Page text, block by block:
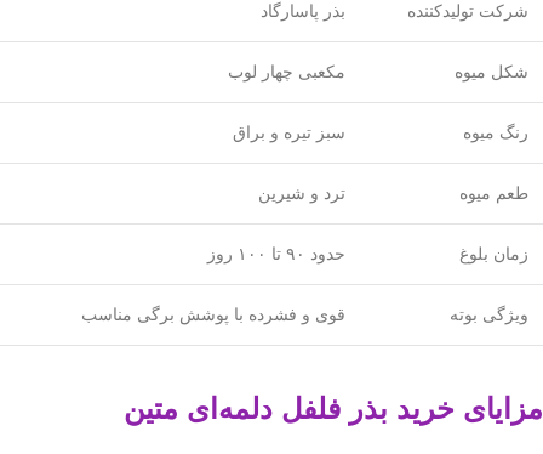
شرکت تولیدکننده بذر پاسارگاد
شکل میوه مکعبی چهار لوب
رنگ میوه سبز تیره و براق
طعم میوه ترد و شیرین
زمان بلوغ حدود ۹۰ تا ۱۰۰ روز
ویژگی بوته قوی و فشرده با پوشش برگی مناسب
مزایای خرید بذر فلفل دلمه‌ای متین